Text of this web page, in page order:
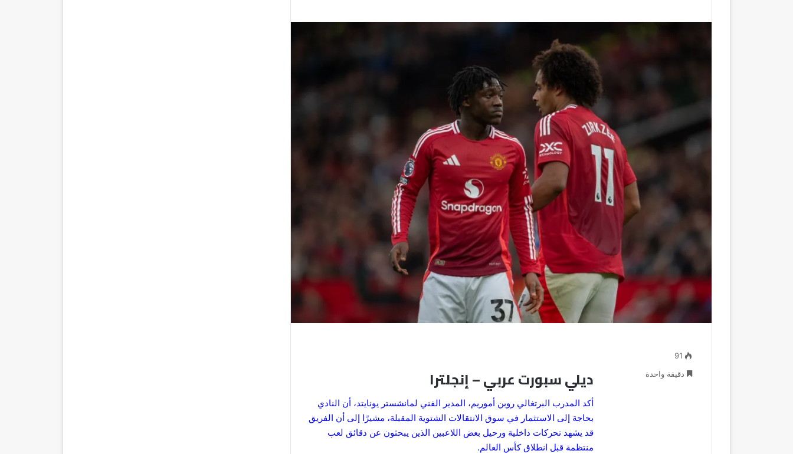
ديلي سبورت عربي – إنجلترا
أكد المدرب البرتغالي روبن أموريم، المدير الفني لمانشستر يونايتد، أن النادي
بحاجة إلى الاستثمار في سوق الانتقالات الشتوية المقبلة، مشيرًا إلى أن الفريق
قد يشهد تحركات داخلية ورحيل بعض اللاعبين الذين يبحثون عن دقائق لعب
منتظمة قبل انطلاق كأس العالم.
91
دقيقة واحدة